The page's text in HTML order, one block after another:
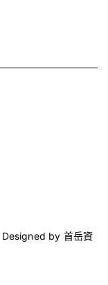
Designed by 首岳資